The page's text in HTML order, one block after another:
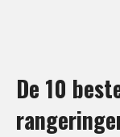
De 10